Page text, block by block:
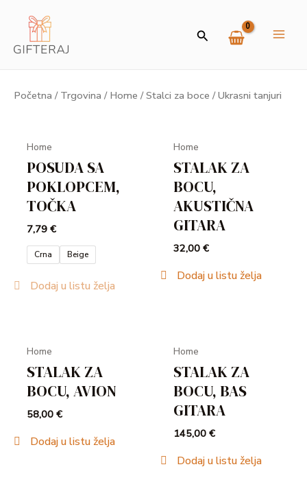
content
Search
Početna / Trgovina / Home / Stalci za boce / Ukrasni tanjuri
Home
POSUDA SA
POKLOPCEM,
TOČKA
7,79€
Crna Beige
Dodaj u listu želja
Home
STALAK ZA
BOCU,
AKUSTIČNA
GITARA
32,00€
Dodaj u listu želja
Home
STALAK ZA
BOCU, AVION
58,00€
Dodaj u listu želja
Home
STALAK ZA
BOCU, BAS
GITARA
145,00€
Dodaj u listu želja